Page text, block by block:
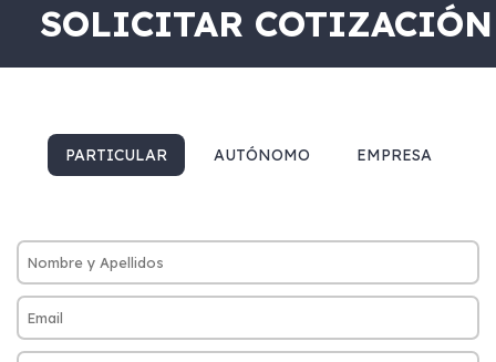
SOLICITAR COTIZACIÓN
PARTICULAR AUTÓNOMO EMPRESA